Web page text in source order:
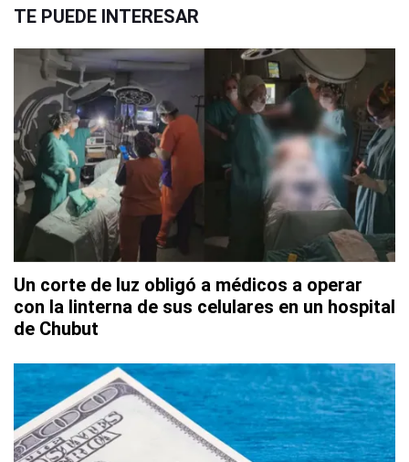
TE PUEDE INTERESAR
Un corte de luz obligó a médicos a operar
con la linterna de sus celulares en un hospital
de Chubut